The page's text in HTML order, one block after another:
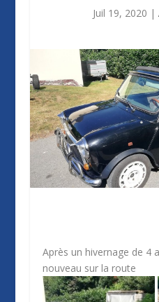
Juil 19, 2020 |
Après un hivernage de 4
nouveau sur la route